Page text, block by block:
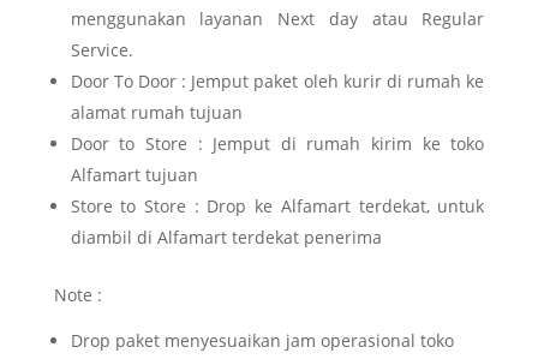
menggunakan layanan Next day atau Regular
Service.
Door To Door : Jemput paket oleh kurir di rumah ke
alamat rumah tujuan
Door to Store : Jemput di rumah kirim ke toko
Alfamart tujuan
Store to Store : Drop ke Alfamart terdekat, untuk
diambil di Alfamart terdekat penerima
Note :
Drop paket menyesuaikan jam operasional toko